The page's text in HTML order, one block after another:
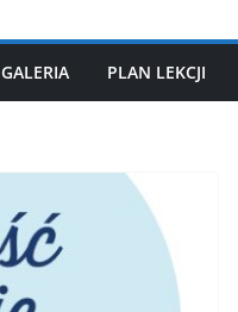
GALERIA PLAN LEKCJI